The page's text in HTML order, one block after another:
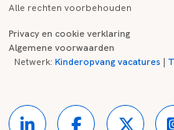
Kinderopvang
Zij-instroom informatie
Registreren
Onderwijs links
Alle rechten voorbehouden
Privacy en cookie verklaring
Algemene voorwaarden
Netwerk:Kinderopvang vacatures |